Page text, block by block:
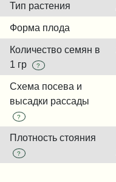
Тип растения
Форма плода
Количество семян в
1 гр
?
Схема посева и
высадки рассады
?
Плотность стояния
?